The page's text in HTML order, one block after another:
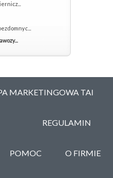
MARKETINGOWA TAI
REGULAMIN
POMOC O FIRMIE